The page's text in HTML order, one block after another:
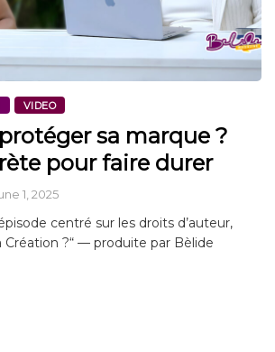
VIDEO
sa marque ?
pour faire durer
1, 2025
centré sur les droits d’auteur,
Création ?“ — produite par Bèlide